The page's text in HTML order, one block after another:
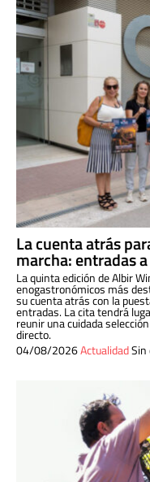
La cuenta atrás
marcha: entradas
La quinta edición de Albir
enogastronómicos más
su cuenta atrás con la
entradas. La cita tendrá
reunir una cuidada
directo.
04/08/2026ActualidadSin